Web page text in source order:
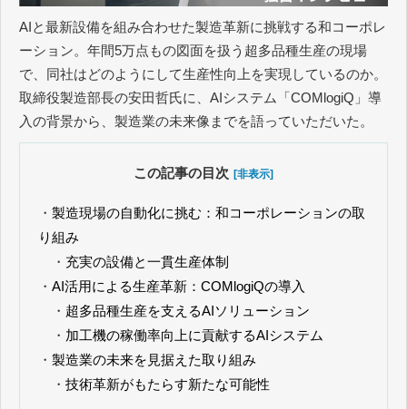
AIと最新設備を組み合わせた製造革新に挑戦する和コーポレ
ーション。年間5万点もの図面を扱う超多品種生産の現場
で、同社はどのようにして生産性向上を実現しているのか。
取締役製造部長の安田哲氏に、AIシステム「COMlogiQ」導
入の背景から、製造業の未来像までを語っていただいた。
この記事の目次 [非表示]
・ 製造現場の自動化に挑む：和コーポレーションの取
り組み
・ 充実の設備と一貫生産体制
・ AI活用による生産革新：COMlogiQの導入
・ 超多品種生産を支えるAIソリューション
・ 加工機の稼働率向上に貢献するAIシステム
・ 製造業の未来を見据えた取り組み
・ 技術革新がもたらす新たな可能性